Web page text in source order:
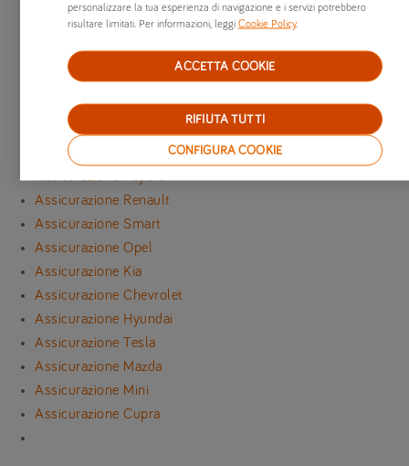
Assicurazione Mercedes-Benz
Assicurazione Dacia
Assicurazione Volkswagen
Assicurazione Peugeot
Assicurazione Alfa Romeo
Assicurazione Nissan
Assicurazione Renault
Assicurazione Smart
Assicurazione Opel
Assicurazione Kia
Assicurazione Chevrolet
Assicurazione Hyundai
Assicurazione Tesla
Assicurazione Mazda
Assicurazione Mini
Assicurazione Cupra
personalizzare la tua esperienza di navigazione e i servizi potrebbero
risultare limitati. Per informazioni, leggi Cookie Policy.
CONFIGURA COOKIE
RIFIUTA TUTTI
ACCETTA COOKIE